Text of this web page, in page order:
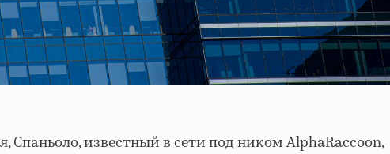
Спаньоло, известный в сети под ником AlphaRaccoon,